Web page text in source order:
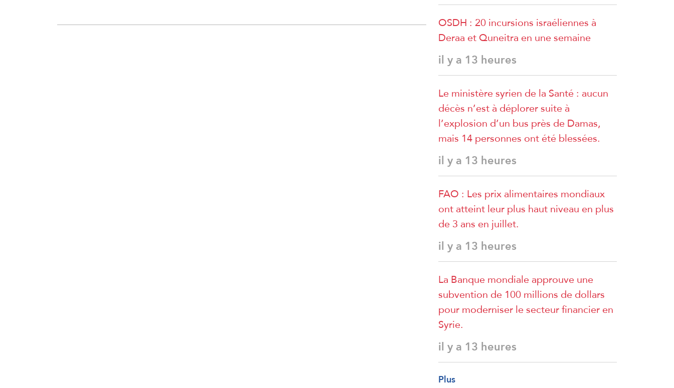
OSDH : 20 incursions israéliennes à
Deraa et Quneitra en une semaine
il y a 13 heures
Le ministère syrien de la Santé : aucun
décès n’est à déplorer suite à
l’explosion d’un bus près de Damas,
mais 14 personnes ont été blessées.
il y a 13 heures
FAO : Les prix alimentaires mondiaux
ont atteint leur plus haut niveau en plus
de 3 ans en juillet.
il y a 13 heures
La Banque mondiale approuve une
subvention de 100 millions de dollars
pour moderniser le secteur financier en
Syrie.
il y a 13 heures
Plus